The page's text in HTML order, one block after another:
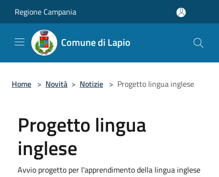
Regione Campania
Comune di Lapio
Home > Novità > Notizie > Progetto lingua inglese
Progetto lingua
inglese
Avvio progetto per l'apprendimento della lingua inglese